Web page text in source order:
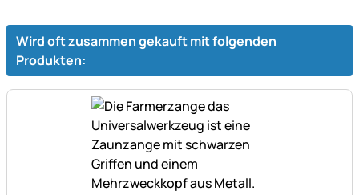
Wird oft zusammen gekauft mit folgenden
Produkten: